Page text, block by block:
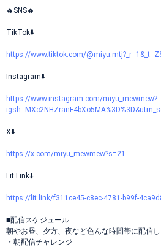
🔥SNS🔥
TikTok⬇️
https://www.tiktok.com/
Instagram⬇️
https://www.instagram.com/miyu_mewmew?
X⬇️
https://x.com/miyu_mewmew?s=21
Lit.Link⬇️
https://lit.link/f311ce45-c8ec-4781-b99f-
■配信スケジュール
朝やお昼、夕方、夜など色んな時間帯に配信
・朝配信チャレンジ